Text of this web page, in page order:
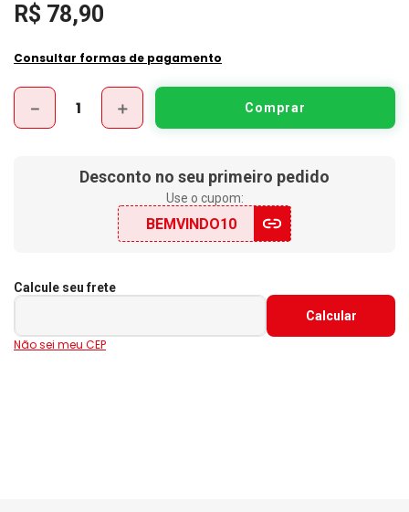
R$ 78,90
Consultar formas de pagamento
＋
－
Desconto no seu primeiro pedido
Use o cupom:
BEMVINDO10
Calcule seu frete
Não sei meu CEP